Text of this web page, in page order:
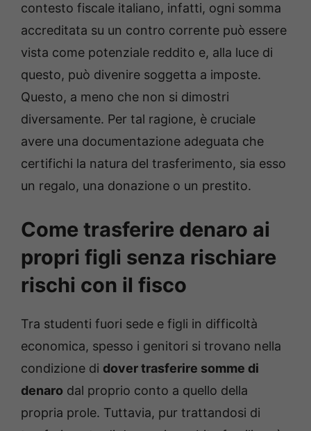
contesto fiscale italiano, infatti, ogni somma
accreditata su un contro corrente può essere
vista come potenziale reddito e, alla luce di
questo, può divenire soggetta a imposte.
Questo, a meno che non si dimostri
diversamente. Per tal ragione, è cruciale
avere una documentazione adeguata che
certifichi la natura del trasferimento, sia esso
un regalo, una donazione o un prestito.
Come trasferire denaro ai
propri figli senza rischiare
rischi con il fisco
Tra studenti fuori sede e figli in difficoltà
economica, spesso i genitori si trovano nella
condizione di dover trasferire somme di
denaro dal proprio conto a quello della
propria prole. Tuttavia, pur trattandosi di